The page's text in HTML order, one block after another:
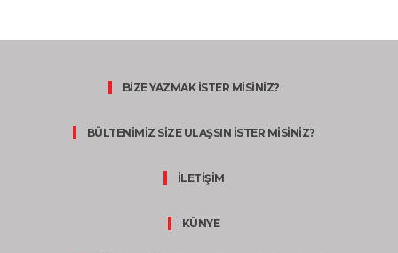
BİZE YAZMAK İSTER MİSİNİZ?
BÜLTENİMİZ SİZE ULAŞSIN İSTER MİSİNİZ?
İLETİŞİM
KÜNYE